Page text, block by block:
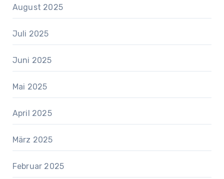
August 2025
Juli 2025
Juni 2025
Mai 2025
April 2025
März 2025
Februar 2025